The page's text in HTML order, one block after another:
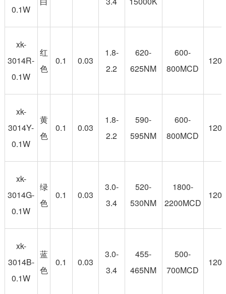
0.1W
xk-
3014R-
0.1W
红
色
0.1 0.03
1.8-
2.2
620-
625NM
600-
800MCD
120
xk-
3014Y-
0.1W
黄
色
0.1 0.03
1.8-
2.2
590-
595NM
600-
800MCD
120
xk-
3014G-
0.1W
绿
色
0.1 0.03
3.0-
3.4
520-
530NM
1800-
2200MCD
120
xk-
3014B-
0.1W
蓝
色
0.1 0.03
3.0-
3.4
455-
465NM
500-
700MCD
120